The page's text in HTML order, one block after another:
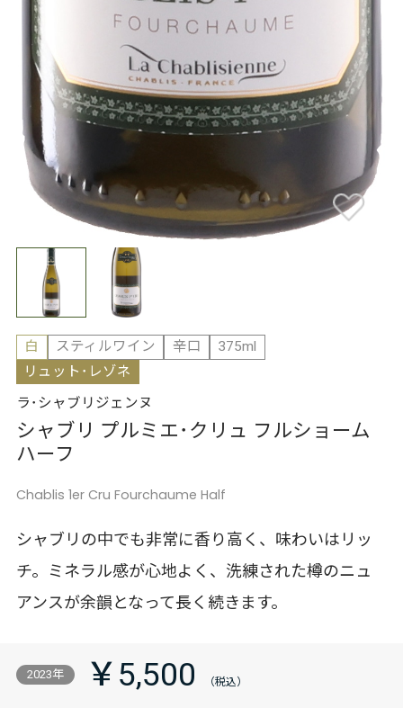
白 スティルワイン 辛口
375ml
リュット･レゾネ
ラ･シャブリジェンヌ
シャブリ プルミエ･クリュ フルショーム
ハーフ
Chablis 1er Cru Fourchaume Half
シャブリの中でも非常に香り高く、味わいはリッ
チ。ミネラル感が心地よく、洗練された樽のニュ
アンスが余韻となって長く続きます。
2023年 ￥5,500